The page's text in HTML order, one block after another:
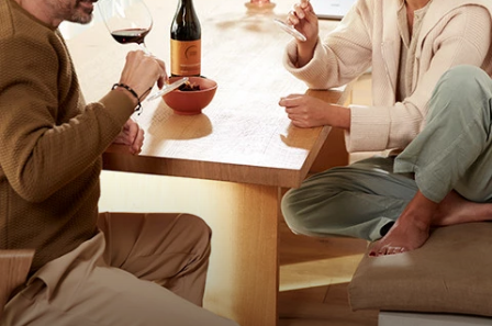
Parquetvinyl
Voir tous